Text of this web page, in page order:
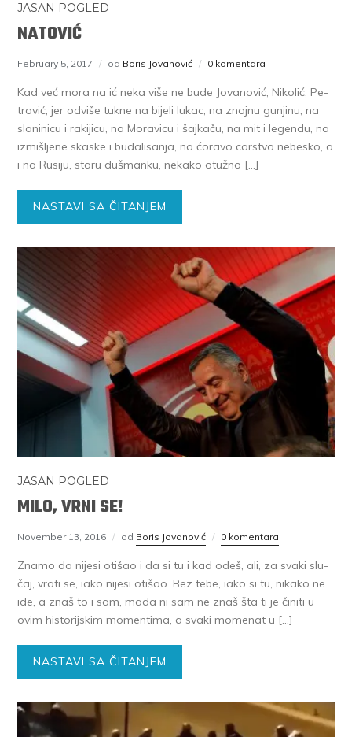
JASAN POGLED
NATOVIĆ
February 5, 2017 od Boris Jovanović 0 komentara
Kad već mo­ra na ić ne­ka vi­še ne bu­de Jo­va­no­vić, Ni­ko­lić, Pe­
tro­vić, jer od­vi­še tuk­ne na bi­je­li lu­kac, na znoj­nu gu­nji­nu, na
sla­ni­ni­cu i ra­ki­ji­cu, na Mo­ra­vi­cu i šaj­ka­ču, na mit i le­gen­du, na
iz­mi­šlje­ne ska­ske i bu­da­li­sa­nja, na ćo­ra­vo car­stvo ne­be­sko, a
i na Ru­si­ju, sta­ru du­šman­ku, ne­ka­ko otu­žno […]
NASTAVI SA ČITANJEM
JASAN POGLED
MILO, VRNI SE!
November 13, 2016 od Boris Jovanović 0 komentara
Zna­mo da ni­je­si oti­šao i da si tu i kad odeš, ali, za sva­ki slu­
čaj, vra­ti se, iako ni­je­si oti­šao. Bez te­be, iako si tu, ni­ka­ko ne
ide, a znaš to i sam, ma­da ni sam ne znaš šta ti je či­ni­ti u
ovim hi­sto­rij­skim mo­men­ti­ma, a sva­ki mo­me­nat u […]
NASTAVI SA ČITANJEM